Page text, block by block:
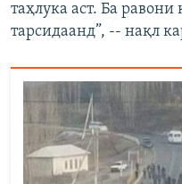
таҳлука аст. Ба равони
тарсидаанд”, -- нақл